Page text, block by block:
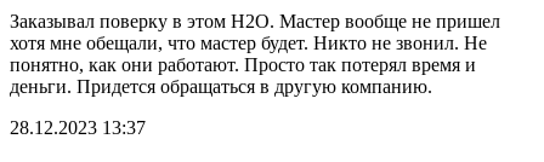
Заказывал поверку в этом Н2О. Мастер вообще не пришел
хотя мне обещали, что мастер будет. Никто не звонил. Не
понятно, как они работают. Просто так потерял время и
деньги. Придется обращаться в другую компанию.
28.12.2023 13:37